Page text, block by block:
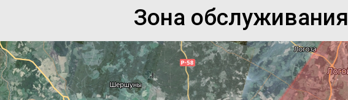
Зона обслуживания